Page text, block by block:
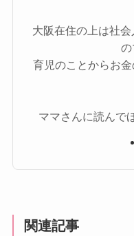
大阪在住の上は社
の
育児のことからお
ママさんに読んで
関連記事